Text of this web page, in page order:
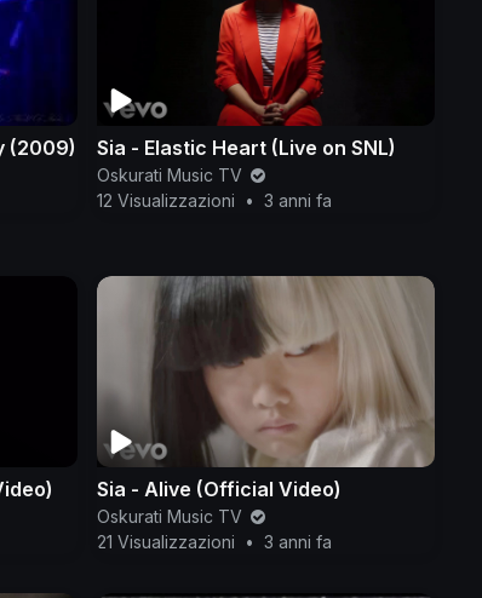
(2009) Sia - Elastic Heart (Live on SNL)
Oskurati Music TV
12 Visualizzazioni
• 3 anni fa
Sia - Alive (Official Video)
Oskurati Music TV
21 Visualizzazioni
• 3 anni fa